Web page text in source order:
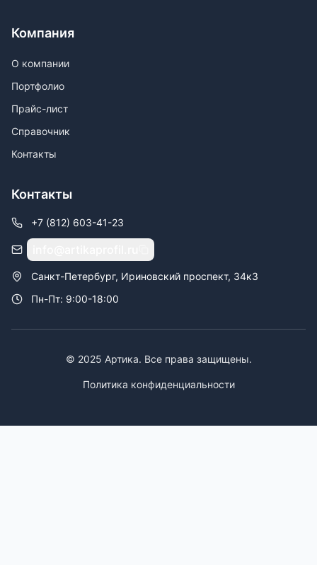
Компания
О компании
Портфолио
Прайс-лист
Справочник
Контакты
Контакты
+7 (812) 603-41-23
Санкт-Петербург, Ириновский проспект, 34к3
Пн-Пт: 9:00-18:00
© 2025 Артика. Все права защищены.
Политика конфиденциальности